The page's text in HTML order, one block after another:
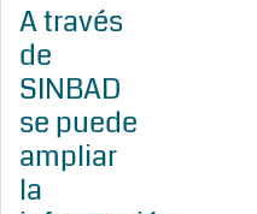
A través
de
SINBAD
se puede
ampliar
la